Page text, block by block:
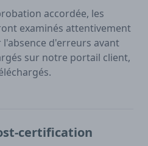
accordée, les
examinés attentivement
d'erreurs avant
sur notre portail client,
certification